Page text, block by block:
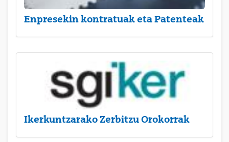
Enpresekin kontratuak eta Patenteak
Ikerkuntzarako Zerbitzu Orokorrak